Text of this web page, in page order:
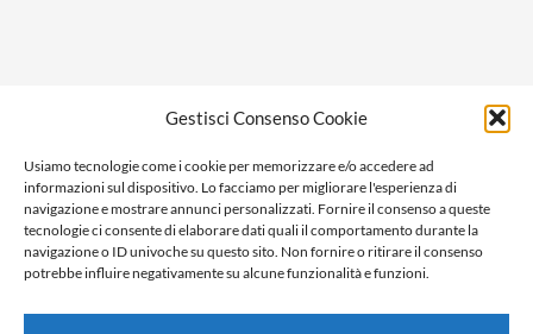
Gestisci Consenso Cookie
Usiamo tecnologie come i cookie per memorizzare e/o accedere ad
informazioni sul dispositivo. Lo facciamo per migliorare l'esperienza di
navigazione e mostrare annunci personalizzati. Fornire il consenso a queste
tecnologie ci consente di elaborare dati quali il comportamento durante la
navigazione o ID univoche su questo sito. Non fornire o ritirare il consenso
potrebbe influire negativamente su alcune funzionalità e funzioni.
Ragione sociale: Panorama S.r.l.
C.F. / P.IVA: 01058470061
N. REA: AL-138981
Capitale Versato € 10.000,00